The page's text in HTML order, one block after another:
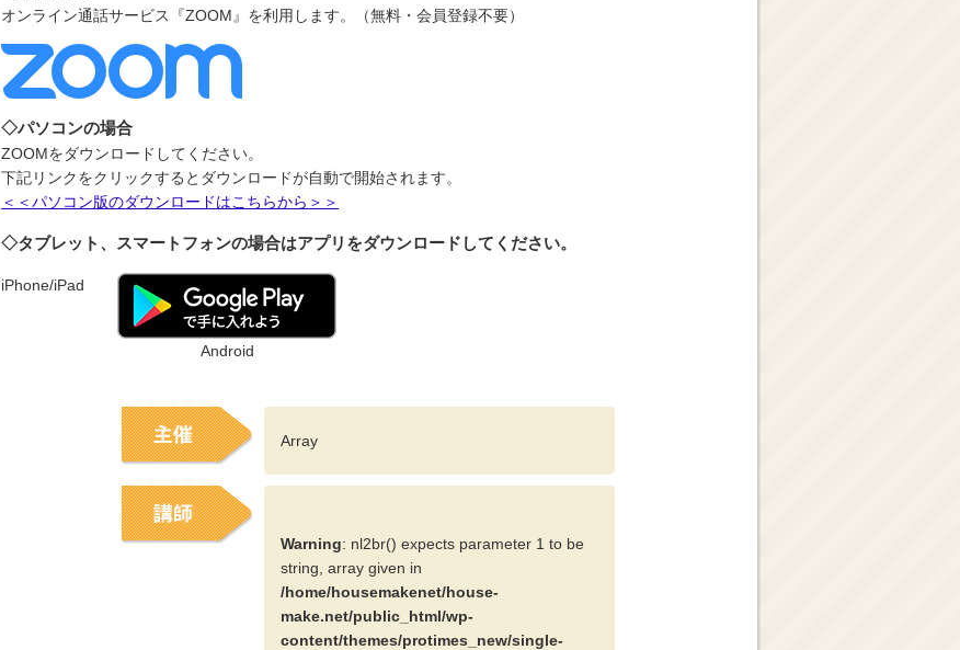
オンライン通話サービス『ZOOM』を利用します。（無料・会員登録不要）
◇パソコンの場合
ZOOMをダウンロードしてください。
下記リンクをクリックするとダウンロードが自動で開始されます。
＜＜パソコン版のダウンロードはこちらから＞＞
◇タブレット、スマートフォンの場合はアプリをダウンロードしてください。
iPhone/iPad
Android
Array
Warning: nl2br() expects parameter 1 to be
string, array given in
/home/housemakenet/house-
make.net/public_html/wp-
content/themes/protimes_new/single-